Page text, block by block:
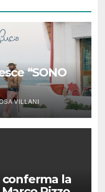
“SONO
VILLANI
conferma la